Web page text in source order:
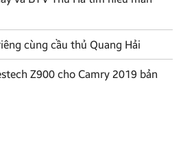
cùng cầu thủ Quang Hải
Z900 cho Camry 2019 bản